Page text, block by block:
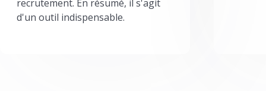
recrutement. En résumé, il s'agit
d'un outil indispensable.